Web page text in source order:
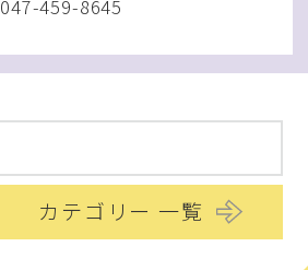
047-459-8645
カテゴリー 一覧